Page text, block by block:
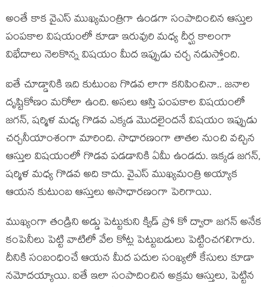
అంతే కాక వైఎస్ ముఖ్యమంత్రిగా ఉండగా సంపాదించిన ఆస్తుల
పంపకాల విషయంలో కూడా ఇరువురి మధ్య దీర్ఘ కాలంగా
విభేదాలు నెలకొన్న విషయం మీద ఇప్పుడు చర్చ నడుస్తోంది.
ఐతే చూడ్డానికి ఇది కుటుంబ గొడవ లాగా కనిపించినా.. జనాల
దృష్టికోణం మరోలా ఉంది. అసలు ఆస్తి పంపకాల విషయంలో
జగన్, షర్మిళ మధ్య గొడవ ఎక్కడ మొదలైందనే విషయం ఇప్పుడు
చర్చనీయాంశంగా మారింది. సాధారణంగా తాతల నుంచి వచ్చిన
ఆస్తుల విషయంలో గొడవ పడడానికి ఏమీ ఉండదు. ఇక్కడ జగన్,
షర్మిళ మధ్య గొడవ అది కాదు. వైఎస్ ముఖ్యమంత్రి అయ్యాక
ఆయన కుటుంబ ఆస్తులు అసాధారణంగా పెరిగాయి.
ముఖ్యంగా తండ్రిని అడ్డు పెట్టుకుని క్విడ్ ప్రో కో ద్వారా జగన్ అనేక
కంపెనీలు పెట్టి వాటిలో వేల కోట్ల పెట్టుబడులు పెట్టించగలిగారు.
దీనికి సంబంధించే ఆయన మీద పదుల సంఖ్యలో కేసులు కూడా
నమోదయ్యాయి. ఐతే ఇలా సంపాదించిన అక్రమ ఆస్తులు, పెట్టిన